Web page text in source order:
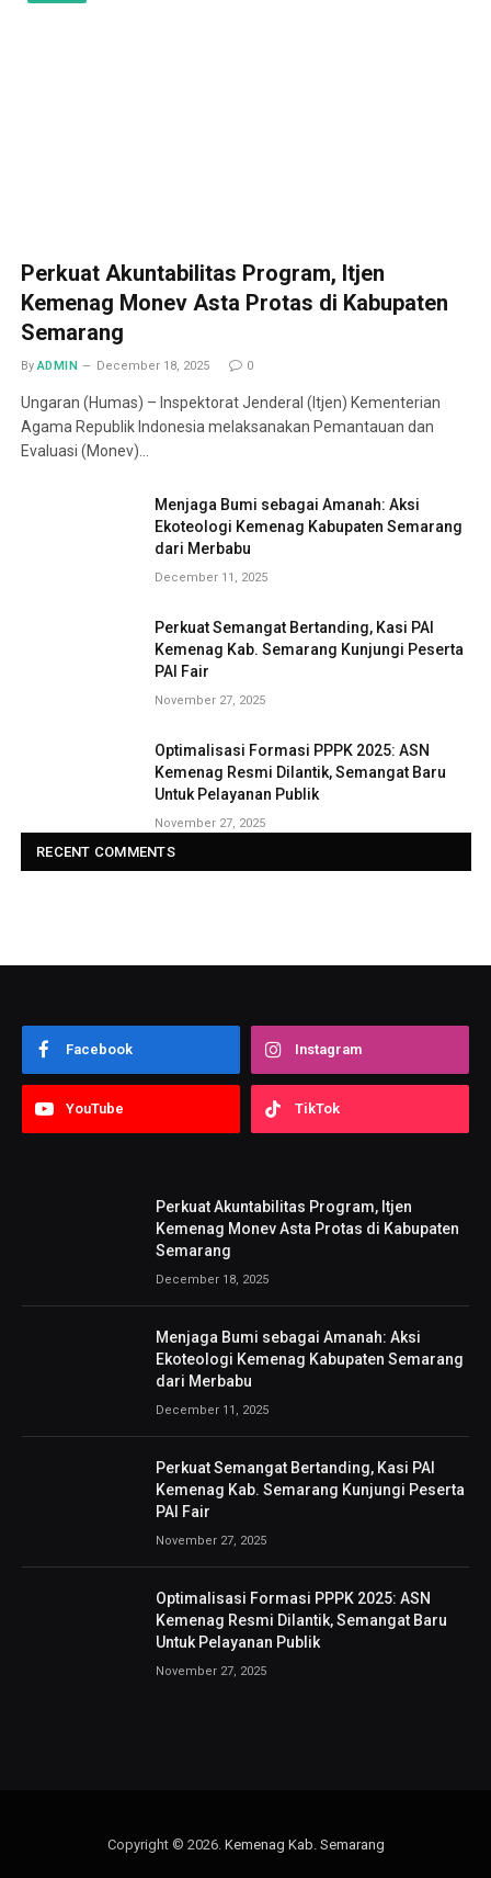
Perkuat Akuntabilitas Program, Itjen
Kemenag Monev Asta Protas di Kabupaten
Semarang
By ADMIN December 18, 2025 0
Ungaran (Humas) – Inspektorat Jenderal (Itjen) Kementerian
Agama Republik Indonesia melaksanakan Pemantauan dan
Evaluasi (Monev)…
Menjaga Bumi sebagai Amanah: Aksi
Ekoteologi Kemenag Kabupaten Semarang
dari Merbabu
December 11, 2025
Perkuat Semangat Bertanding, Kasi PAI
Kemenag Kab. Semarang Kunjungi Peserta
PAI Fair
November 27, 2025
Optimalisasi Formasi PPPK 2025: ASN
Kemenag Resmi Dilantik, Semangat Baru
Untuk Pelayanan Publik
November 27, 2025
RECENT COMMENTS
Facebook Instagram
YouTube TikTok
Perkuat Akuntabilitas Program, Itjen
Kemenag Monev Asta Protas di Kabupaten
Semarang
December 18, 2025
Menjaga Bumi sebagai Amanah: Aksi
Ekoteologi Kemenag Kabupaten Semarang
dari Merbabu
December 11, 2025
Perkuat Semangat Bertanding, Kasi PAI
Kemenag Kab. Semarang Kunjungi Peserta
PAI Fair
November 27, 2025
Optimalisasi Formasi PPPK 2025: ASN
Kemenag Resmi Dilantik, Semangat Baru
Untuk Pelayanan Publik
November 27, 2025
Copyright © 2026. Kemenag Kab. Semarang